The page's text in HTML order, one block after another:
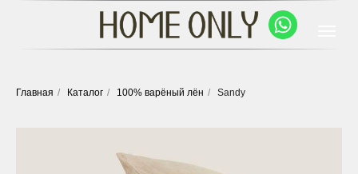
Главная / Каталог / 100% варёный лён / Sandy